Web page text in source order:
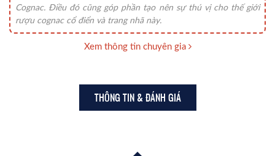
Cognac. Điều đó cũng góp phần tạo nên sự thú vị cho thế giới
rượu cognac cổ điển và trang nhã này.
Xem thông tin chuyên gia
THÔNG TIN & ĐÁNH GIÁ